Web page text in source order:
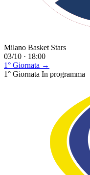
Milano Basket Stars
03/10 · 18:00
1° Giornata →
1° Giornata In programma